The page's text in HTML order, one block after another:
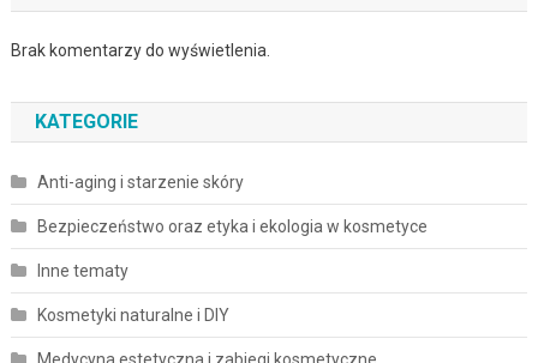
Brak komentarzy do wyświetlenia.
KATEGORIE
Anti-aging i starzenie skóry
Bezpieczeństwo oraz etyka i ekologia w kosmetyce
Inne tematy
Kosmetyki naturalne i DIY